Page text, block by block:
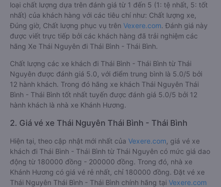
loại chất lượng dựa trên đánh giá từ 1 đến 5 (1: tệ nhất, 5: tốt
nhất) của khách hàng với các tiêu chí như: Chất lượng xe,
Đúng giờ, Chất lượng phục vụ trên Vexere.com. Đánh giá này
được viết trực tiếp bởi các khách hàng đã trải nghiệm các
hãng Xe Thái Nguyên đi Thái Bình - Thái Bình.
Chất lượng các xe khách đi Thái Bình - Thái Bình từ Thái
Nguyên được đánh giá 5.0, với điểm trung bình là 5.0/5 bởi
12 hành khách. Trong đó hãng xe khách Thái Nguyên Thái
Bình - Thái Bình tốt nhất tuyến được đánh giá 5.0/5 bởi 12
hành khách là nhà xe Khánh Hương.
2. Giá vé xe Thái Nguyên Thái Bình - Thái Bình
Hiện tại, theo cập nhật mới nhất của Vexere.com , giá vé xe
khách đi Thái Bình - Thái Bình từ Thái Nguyên có mức giá dao
động từ 180000 đồng - 200000 đồng. Trong đó, nhà xe
Khánh Hương có giá vé rẻ nhất, chỉ 180000 đồng. Đặt vé xe
Thái Nguyên Thái Bình - Thái Bình chính hãng tại Vexere.com